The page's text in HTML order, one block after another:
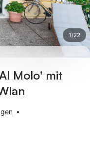
1/22
Molo' mit
•